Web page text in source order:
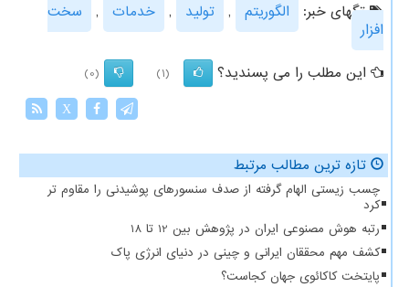
تگهای خبر:
الگوریتم , تولید , خدمات ,
سخت
افزار
این مطلب را می پسندید؟
(1)
(0)
X
تازه ترین مطالب مرتبط
چسب زیستی الهام گرفته از صدف سنسورهای پوشیدنی را مقاوم تر
کرد
رتبه هوش مصنوعی ایران در پژوهش بین 12 تا 18
کشف مهم محققان ایرانی و چینی در دنیای انرژی پاک
پایتخت کاکائوی جهان کجاست؟